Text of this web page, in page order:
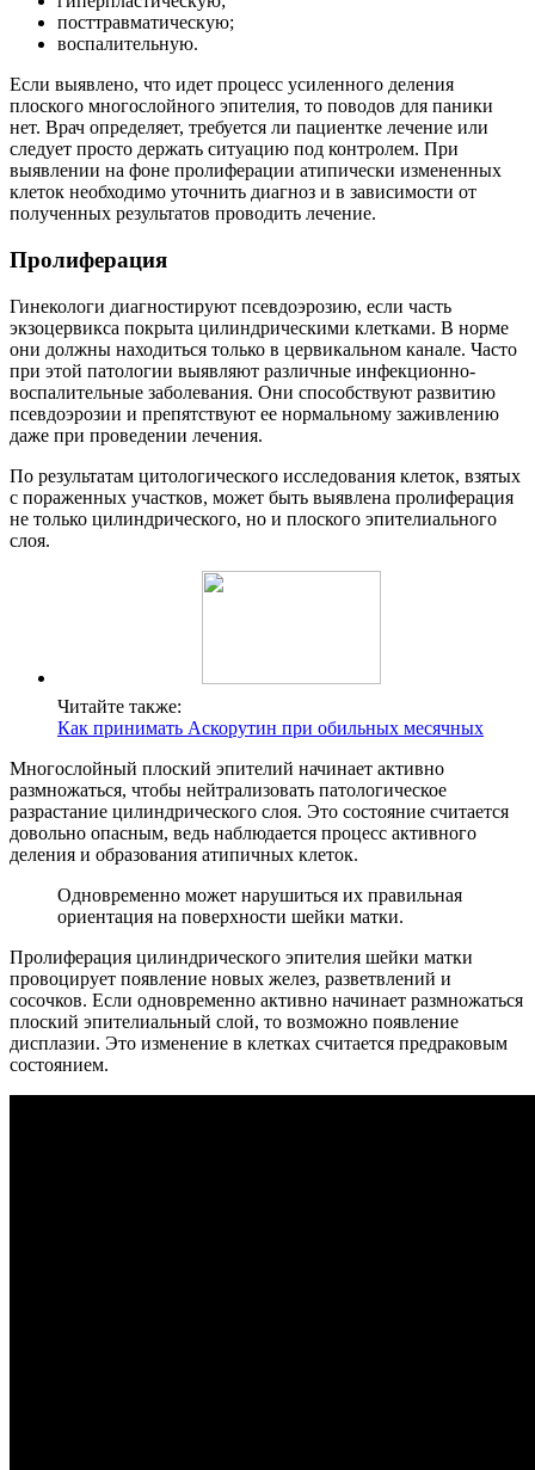
посттравматическую;
воспалительную.
Если выявлено, что идет процесс усиленного деления
плоского многослойного эпителия, то поводов для паники
нет. Врач определяет, требуется ли пациентке лечение или
следует просто держать ситуацию под контролем. При
выявлении на фоне пролиферации атипически измененных
клеток необходимо уточнить диагноз и в зависимости от
полученных результатов проводить лечение.
Пролиферация
Гинекологи диагностируют псевдоэрозию, если часть
экзоцервикса покрыта цилиндрическими клетками. В норме
они должны находиться только в цервикальном канале. Часто
при этой патологии выявляют различные инфекционно-
воспалительные заболевания. Они способствуют развитию
псевдоэрозии и препятствуют ее нормальному заживлению
даже при проведении лечения.
По результатам цитологического исследования клеток, взятых
с пораженных участков, может быть выявлена пролиферация
не только цилиндрического, но и плоского эпителиального
слоя.
Читайте также:
Как принимать Аскорутин при обильных месячных
Многослойный плоский эпителий начинает активно
размножаться, чтобы нейтрализовать патологическое
разрастание цилиндрического слоя. Это состояние считается
довольно опасным, ведь наблюдается процесс активного
деления и образования атипичных клеток.
Одновременно может нарушиться их правильная
ориентация на поверхности шейки матки.
Пролиферация цилиндрического эпителия шейки матки
провоцирует появление новых желез, разветвлений и
сосочков. Если одновременно активно начинает размножаться
плоский эпителиальный слой, то возможно появление
дисплазии. Это изменение в клетках считается предраковым
состоянием.